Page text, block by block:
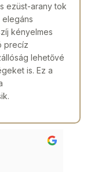
ezüst-arany tok
elegáns
kényelmes
precíz
lehetővé
is. Ez a